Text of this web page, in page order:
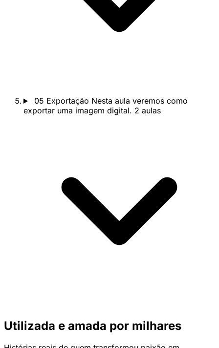
05 Exportação Nesta aula veremos como
exportar uma imagem digital. 2 aulas
Utilizada e amada por milhares